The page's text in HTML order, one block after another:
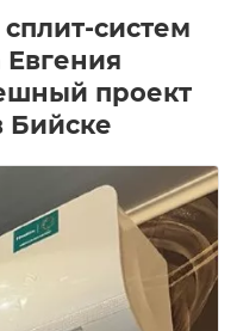
систем
Евгения
проект
Бийске